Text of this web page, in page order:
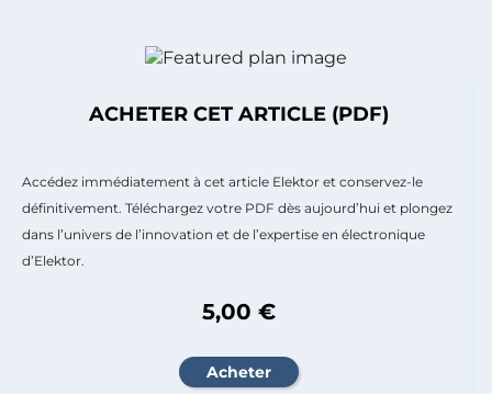
ACHETER CET ARTICLE (PDF)
Accédez immédiatement à cet article Elektor et conservez-le
définitivement. Téléchargez votre PDF dès aujourd’hui et plongez
dans l’univers de l’innovation et de l’expertise en électronique
d’Elektor.
5,00 €